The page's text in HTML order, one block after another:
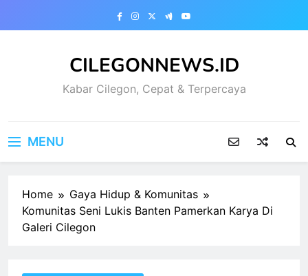
CILEGONNEWS.ID
Kabar Cilegon, Cepat & Terpercaya
MENU
Home
Gaya Hidup & Komunitas
Komunitas Seni Lukis Banten Pamerkan Karya Di
Galeri Cilegon